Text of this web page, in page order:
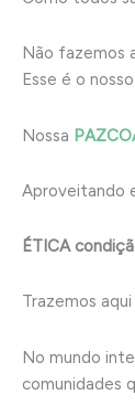
Não fazemos
Esse é o
Nossa
Aproveitando
ÉTICA
Trazemos
No mundo
comunidades